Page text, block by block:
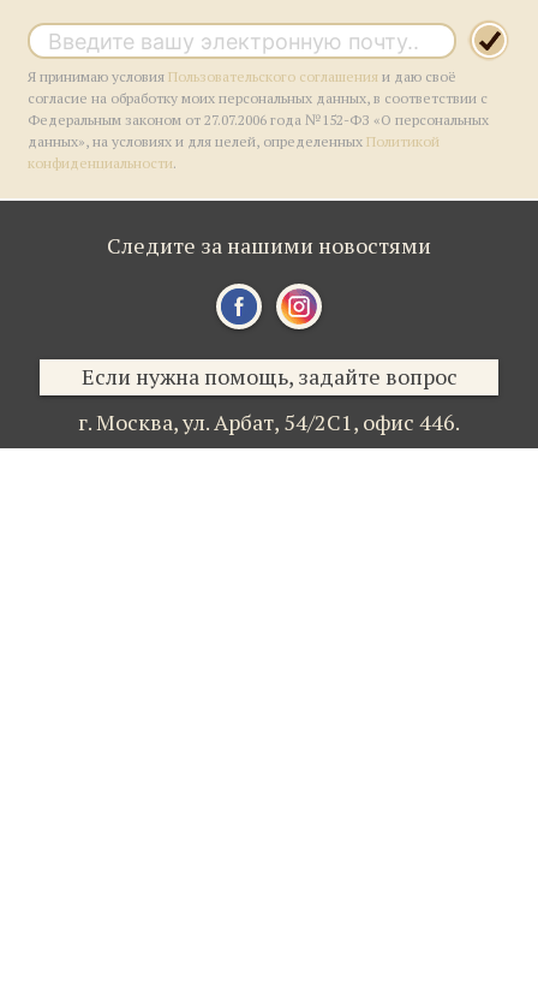
Я принимаю условияПользовательского соглашения и даю своё
согласие на обработку моих персональных данных, в соответствии с
Федеральным законом от 27.07.2006 года №152-ФЗ «О персональных
данных», на условиях и для целей, определенныхПолитикой
конфиденциальности.
Следите за нашими новостями
Если нужна помощь, задайте вопрос
г. Москва,ул. Арбат, 54/2С1, офис 446.